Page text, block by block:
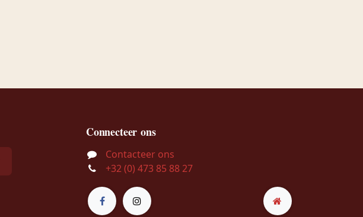
Connecteer ons
Contacteer ons
+32 (0) 473 85 88 27